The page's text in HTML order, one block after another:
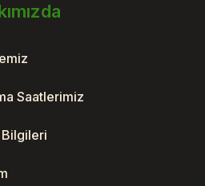
Saatlerimiz
Bilgileri